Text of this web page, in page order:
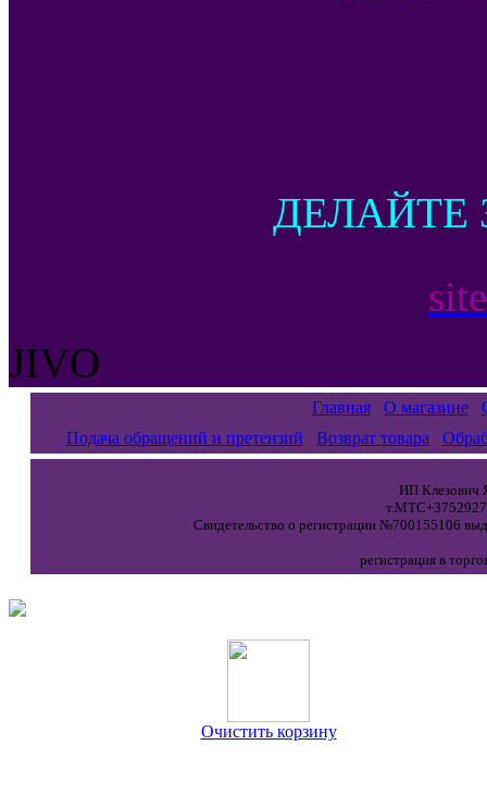
ДЕЛАЙТЕ
JIVO
Главная О магазине
Подача обращений и претензий
Возврат товара
ИП Клезович
Свидетельство о регистрации №700155106
регистрация в
Очистить корзину